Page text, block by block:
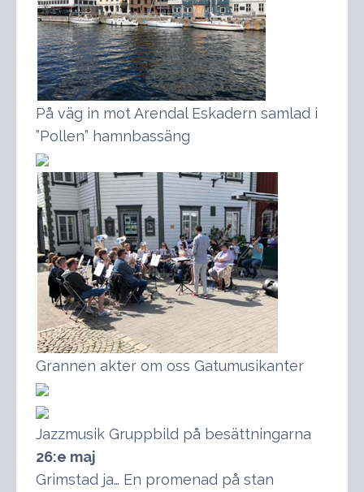
På väg in mot Arendal Eskadern samlad i
”Pollen” hamnbassäng
Grannen akter om oss Gatumusikanter
Jazzmusik Gruppbild på besättningarna
26:e maj
Grimstad ja… En promenad på stan